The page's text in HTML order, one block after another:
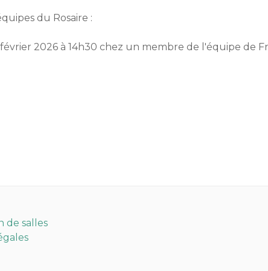
du Rosaire :
2026 à 14h30 chez un membre de l'équipe de
de salles